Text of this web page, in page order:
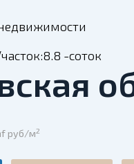
-соток
руб/м2